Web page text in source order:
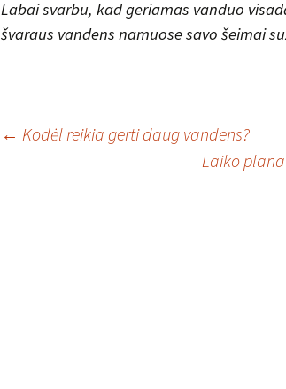
Labai svarbu, kad geriamas vanduo
švaraus vandens namuose savo šeimai
← Kodėl reikia gerti daug vandens?
Laiko